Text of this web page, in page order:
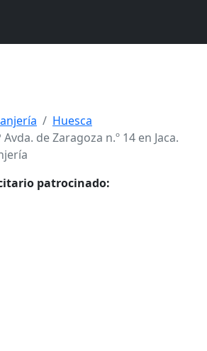
Huesca
de Zaragoza n.º 14 en Jaca.
patrocinado: